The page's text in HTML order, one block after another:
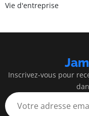
Vie d'entreprise
Inscrivez-vous pour